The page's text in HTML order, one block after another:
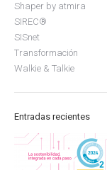
Shaper by atmira
SIREC®
SISnet
Transformación
Walkie & Talkie
Entradas recientes